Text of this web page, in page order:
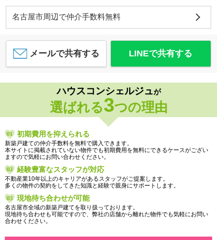
名古屋市周辺で仲介手数料無料
メールで共有する LINEで共有する
ハウスコンシェルジュが
選ばれる3つの理由
初期費用を抑えられる
新築戸建ての仲介手数料を無料で購入できます。
本サイトに掲載されていない物件でも初期費用を無料にできるケースがござい
ますので気軽にお問い合わせください。
経験豊富なスタッフが対応
不動産業10年以上のキャリアがあるスタッフがご提案します。
多くの物件の契約をしてきた知識と経験で親身にサポートします。
現地待ち合わせが可能
名古屋市全域の新築戸建てを取り扱っております。
現地待ち合わせも可能ですので、弊社の店舗から離れた物件でも気軽にお問い
合わせください。